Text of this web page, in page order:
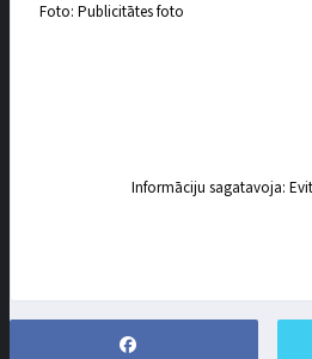
Foto: Publicitātes foto
Informāciju sagatavoja: